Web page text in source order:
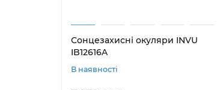
Сонцезахисні окуляри INVU
IB12616A
В наявності